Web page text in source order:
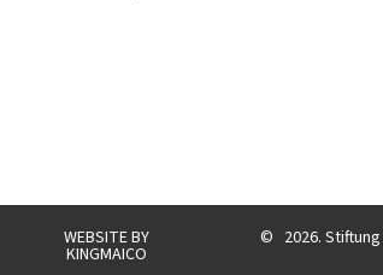
WEBSITE BY
KINGMAICO
© 2026.